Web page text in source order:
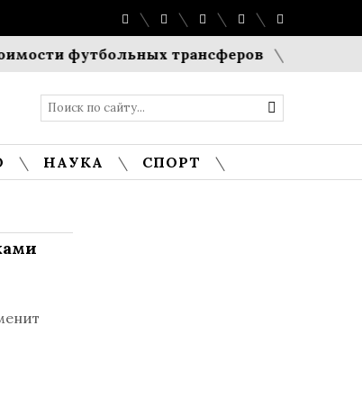
футбольных трансферов Праздник в
НАУКА СПОРТ